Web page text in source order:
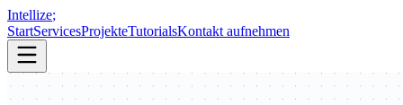
Intellize;
StartServicesProjekteTutorialsKontakt aufnehmen